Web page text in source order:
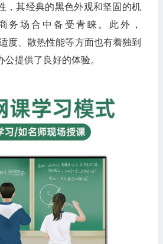
，其经典的黑色外观和坚固的机
务场合中备受青睐。此外，
度、散热性能等方面也有着独到
提供了良好的体验。